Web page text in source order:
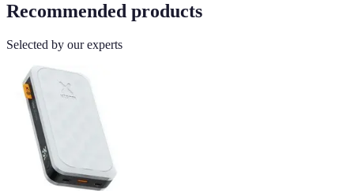
Recommended products
Selected by our experts